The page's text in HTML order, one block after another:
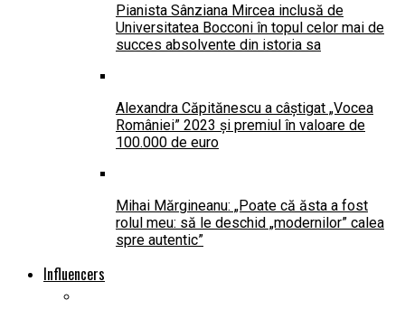
Pianista Sânziana Mircea inclusă de
Universitatea Bocconi în topul celor mai de
succes absolvente din istoria sa
Alexandra Căpitănescu a câștigat „Vocea
României” 2023 și premiul în valoare de
100.000 de euro
Mihai Mărgineanu: „Poate că ăsta a fost
rolul meu: să le deschid „modernilor” calea
spre autentic”
Influencers